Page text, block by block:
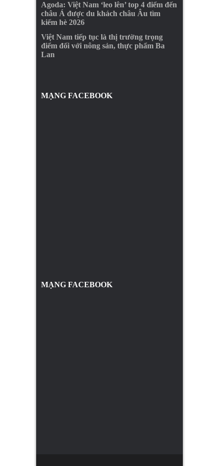
Agoda: Việt Nam ‘leo lên’ top 4 điểm đến
châu Á được du khách châu Âu tìm
kiếm hè 2026
Việt Nam tiếp tục là thị trường trọng
điểm đối với nông sản, thực phẩm Ba
Lan
MẠNG FACEBOOK
MẠNG FACEBOOK